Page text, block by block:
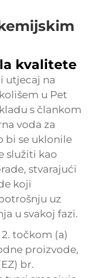
kvalitete
utjecaj na
u Pet
s člankom
voda za
bi se uklonile
služiti kao
stvarajući
koji
uz
u svakoj fazi.
točkom (a)
proizvode,
br.